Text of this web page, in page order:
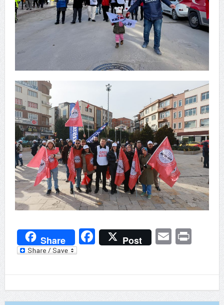
Share Facebook
Post Email